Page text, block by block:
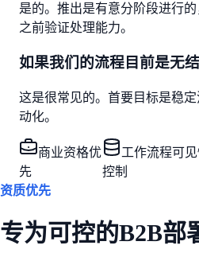
是的。推出是有意分阶段进行
之前验证处理能力。
如果我们的流程目前是无
这是很常见的。首要目标是稳
动化。
商业资格优
先
工作流程可见
控制
资质优先
专为可控的B2B部